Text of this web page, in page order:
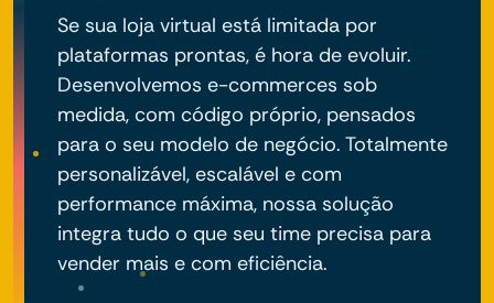
Se sua loja virtual está limitada por
plataformas prontas, é hora de evoluir.
Desenvolvemos e-commerces sob
medida, com código próprio, pensados
para o seu modelo de negócio. Totalmente
personalizável, escalável e com
performance máxima, nossa solução
integra tudo o que seu time precisa para
vender mais e com eficiência.